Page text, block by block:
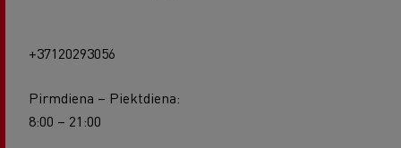
+37120293056
Pirmdiena – Piektdiena:
8:00 – 21:00